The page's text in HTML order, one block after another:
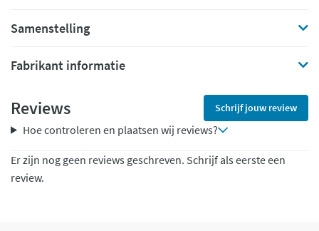
Samenstelling
Fabrikant informatie
Reviews Schrijf jouw review
Hoe controleren en plaatsen wij reviews?
Er zijn nog geen reviews geschreven. Schrijf als eerste een
review.